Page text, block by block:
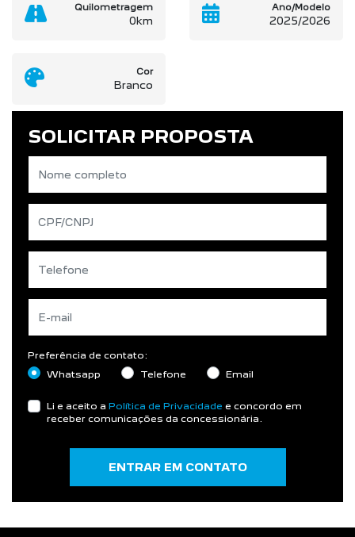
Quilometragem
0km
Ano/Modelo
2025/2026
Cor
Branco
SOLICITAR PROPOSTA
Preferência de contato:
Whatsapp
Telefone Email
Li e aceito a Política de Privacidade e concordo em
receber comunicações da concessionária.
ENTRAR EM CONTATO